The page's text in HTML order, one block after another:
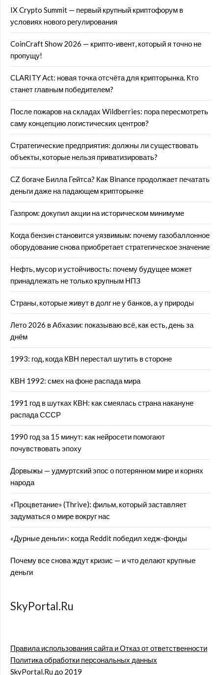
IX Crypto Summit — первый крупный криптофорум в
условиях нового регулирования
CoinCraft Show 2026 — крипто-ивент, который я точно не
пропущу!
CLARITY Act: новая точка отсчёта для крипторынка. Кто
станет главным победителем?
После пожаров на складах Wildberries: пора пересмотреть
саму концепцию логистических центров?
Стратегические предприятия: должны ли существовать
объекты, которые нельзя приватизировать?
CZ богаче Билла Гейтса? Как Binance продолжает печатать
деньги даже на падающем крипторынке
Газпром: докупил акции на историческом минимуме
Когда бензин становится уязвимым: почему газобаллонное
оборудование снова приобретает стратегическое значение
Нефть, мусор и устойчивость: почему будущее может
принадлежать не только крупным НПЗ
Страны, которые живут в долг не у банков, а у природы
Лето 2026 в Абхазии: показываю всё, как есть, день за
днём
1993: год, когда КВН перестал шутить в стороне
КВН 1992: смех на фоне распада мира
1991 год в шутках КВН: как смеялась страна накануне
распада СССР
1990 год за 15 минут: как нейросети помогают
почувствовать эпоху
Дорвыжы — удмуртский эпос о потерянном мире и корнях
народа
«Процветание» (Thrive): фильм, который заставляет
задуматься о мире вокруг нас
«Дурные деньги»: когда Reddit победил хедж-фонды
Почему все снова ждут кризис — и что делают крупные
деньги
SkyPortal.Ru
Правила использования сайта и Отказ от ответственности
Политика обработки персональных данных
SkyPortal.Ru до 2019